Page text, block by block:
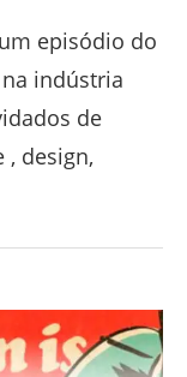
episódio do
indústria
de
, design,